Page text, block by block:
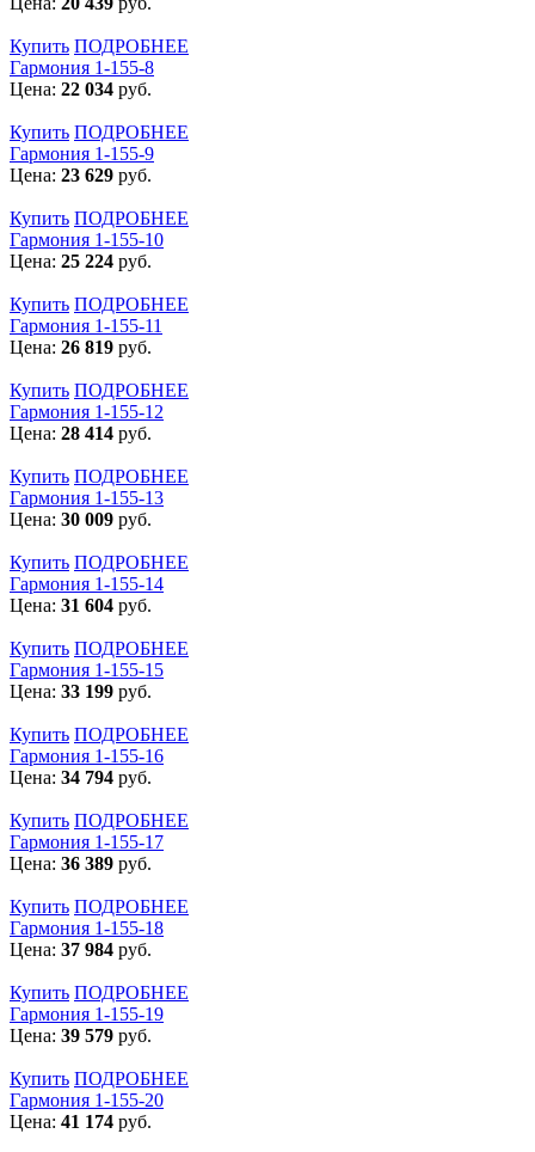
Купить ПОДРОБНЕЕ
Гармония 1-155-8
Цена: 22 034 руб.
Купить ПОДРОБНЕЕ
Гармония 1-155-9
Цена: 23 629 руб.
Купить ПОДРОБНЕЕ
Гармония 1-155-10
Цена: 25 224 руб.
Купить ПОДРОБНЕЕ
Гармония 1-155-11
Цена: 26 819 руб.
Купить ПОДРОБНЕЕ
Гармония 1-155-12
Цена: 28 414 руб.
Купить ПОДРОБНЕЕ
Гармония 1-155-13
Цена: 30 009 руб.
Купить ПОДРОБНЕЕ
Гармония 1-155-14
Цена: 31 604 руб.
Купить ПОДРОБНЕЕ
Гармония 1-155-15
Цена: 33 199 руб.
Купить ПОДРОБНЕЕ
Гармония 1-155-16
Цена: 34 794 руб.
Купить ПОДРОБНЕЕ
Гармония 1-155-17
Цена: 36 389 руб.
Купить ПОДРОБНЕЕ
Гармония 1-155-18
Цена: 37 984 руб.
Купить ПОДРОБНЕЕ
Гармония 1-155-19
Цена: 39 579 руб.
Купить ПОДРОБНЕЕ
Гармония 1-155-20
Цена: 41 174 руб.